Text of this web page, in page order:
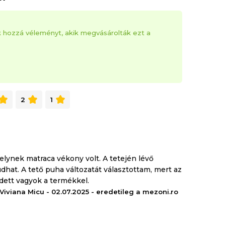
hozzá véleményt, akik megvásárolták ezt a
2 1
matraca vékony volt. A tetején lévő
A tető puha változatát választottam, mert az
vagyok a termékkel.
Micu - 02.07.2025 - eredetileg a mezoni.ro